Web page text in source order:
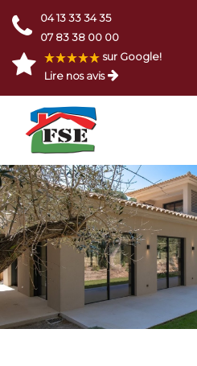
04 13 33 34 35
07 83 38 00 00
sur Google!
Lire nos avis